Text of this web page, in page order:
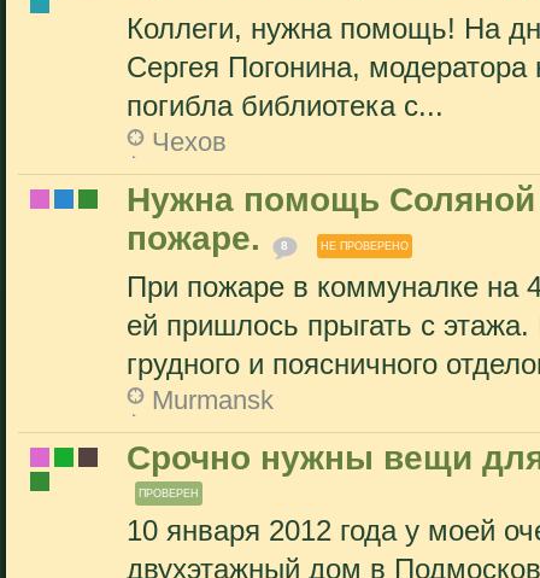
Коллеги, нужна помощь! На
Сергея Погонина,
погибла библиотека с...
Чехов
Нужна помощь Соляной
пожаре.
8 НЕ ПРОВЕРЕНО
При пожаре в коммуналке на
ей пришлось прыгать с
грудного и поясничного
Murmansk
Срочно нужны вещи
ПРОВЕРЕН
10 января 2012 года у моей
двухэтажный дом в